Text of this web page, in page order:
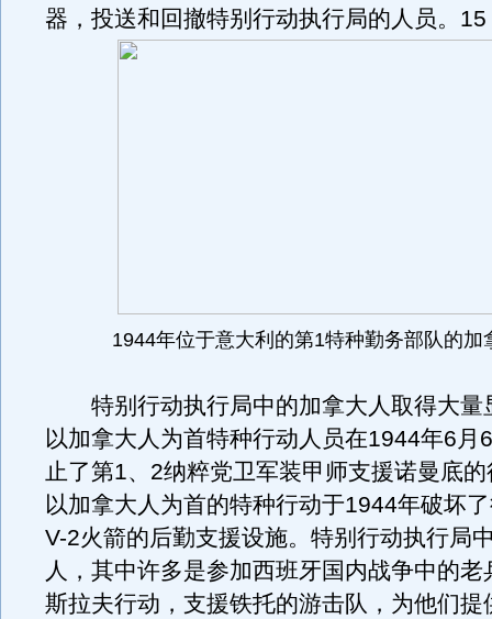
器，投送和回撤特别行动执行局的人员。15
1944年位于意大利的第1特种勤务部队的加
特别行动执行局中的加拿大人取得大量
以加拿大人为首特种行动人员在1944年6月
止了第1、2纳粹党卫军装甲师支援诺曼底
以加拿大人为首的特种行动于1944年破坏
V-2火箭的后勤支援设施。特别行动执行局
人，其中许多是参加西班牙国内战争中的老
斯拉夫行动，支援铁托的游击队，为他们提